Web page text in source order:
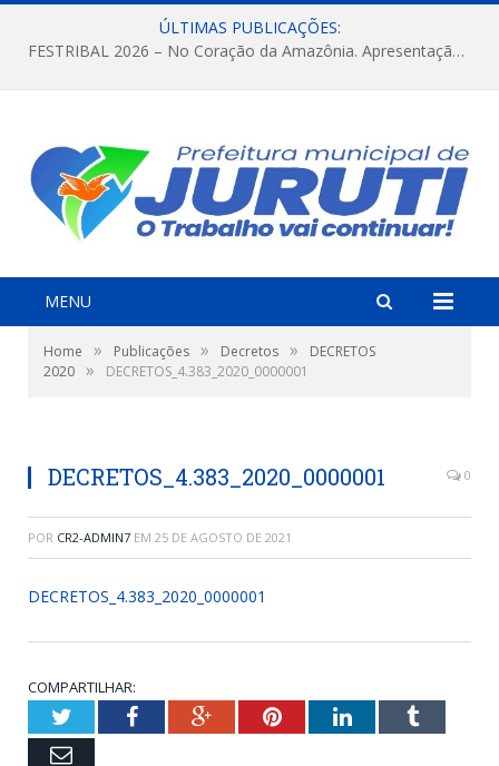
ÚLTIMAS PUBLICAÇÕES:
FESTRIBAL 2026 – No Coração da Amazônia. Apresentação da Munduruku.
MENU
Home » Publicações » Decretos »
DECRETOS
2020 » DECRETOS_4.383_2020_0000001
DECRETOS_4.383_2020_0000001 0
POR CR2-ADMIN7 EM 25 DE AGOSTO DE 2021
DECRETOS_4.383_2020_0000001
COMPARTILHAR:
TwitterFacebookGoogle+PinterestLinkedInTumblr
Email